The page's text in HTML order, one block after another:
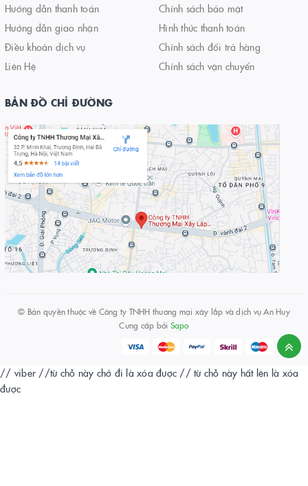
Hướng dẫn thanh toán
Hướng dẫn giao nhận
Điều khoản dịch vụ
Liên Hệ
Chính sách bảo mật
Hình thức thanh toán
Chính sách đổi trả hàng
Chính sách vận chuyển
BẢN ĐỒ CHỈ ĐƯỜNG
© Bản quyền thuộc về Công ty TNHH thương mại xây lắp và dịch vụ An Huy
Cung cấp bởi Sapo
// viber //từ chỗ này chở đi là xóa được // từ chỗ này hất lên là xóa
được